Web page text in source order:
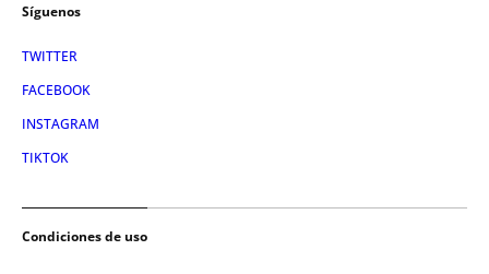
Síguenos
TWITTER
FACEBOOK
INSTAGRAM
TIKTOK
Condiciones de uso